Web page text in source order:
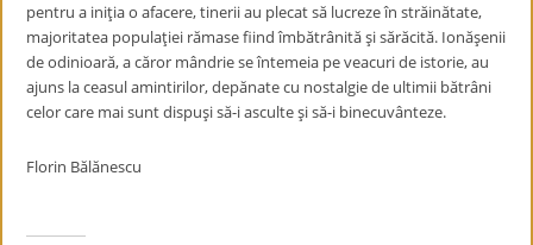
pentru a iniţia o afacere, tinerii au plecat să lucreze în străinătate,
majoritatea populaţiei rămase fiind îmbătrânită şi sărăcită. Ionăşenii
de odinioară, a căror mândrie se întemeia pe veacuri de istorie, au
ajuns la ceasul amintirilor, depănate cu nostalgie de ultimii bătrâni
celor care mai sunt dispuşi să-i asculte şi să-i binecuvânteze.
Florin Bălănescu